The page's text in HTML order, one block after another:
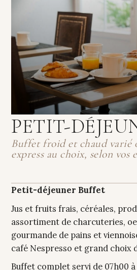
PETIT-
Buffet froid et chaud varié
express au choix, selon vos
Petit-déjeuner Buffet
Jus et fruits frais, céréales,
assortiment de charcuteries,
gourmande de pains et
café Nespresso et grand choix
Buffet complet servi de 07h00 à